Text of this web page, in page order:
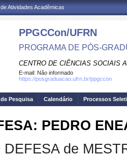
Atividades Acadêmicas
PPGCCon/UFRN
PROGRAMA DE PÓS-
CENTRO DE CIÊNCIAS SOCIAIS
E-mail: Não informado
https://posgraduacao.ufrn.br/ppgccon
Pesquisa Calendário Processos
PEDRO
DEFESA de